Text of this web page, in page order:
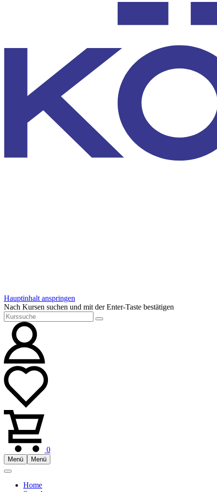
Hauptinhalt anspringen
Nach Kursen suchen und mit der Enter-Taste bestätigen
0
Menü Menü
Home